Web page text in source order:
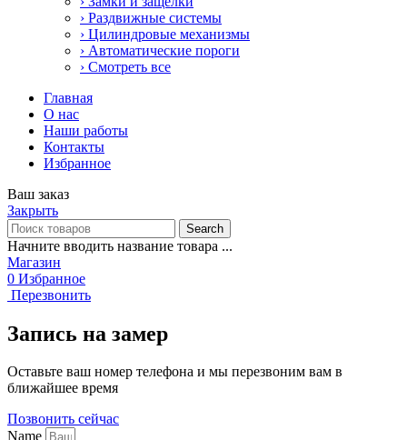
› Раздвижные системы
› Цилиндровые механизмы
› Автоматические пороги
› Смотреть все
Главная
О нас
Наши работы
Контакты
Избранное
Ваш заказ
Закрыть
Search
Начните вводить название товара ...
Магазин
0 Избранное
Перезвонить
Запись на замер
Оставьте ваш номер телефона и мы перезвоним вам в
ближайшее время
Позвонить сейчас
Name